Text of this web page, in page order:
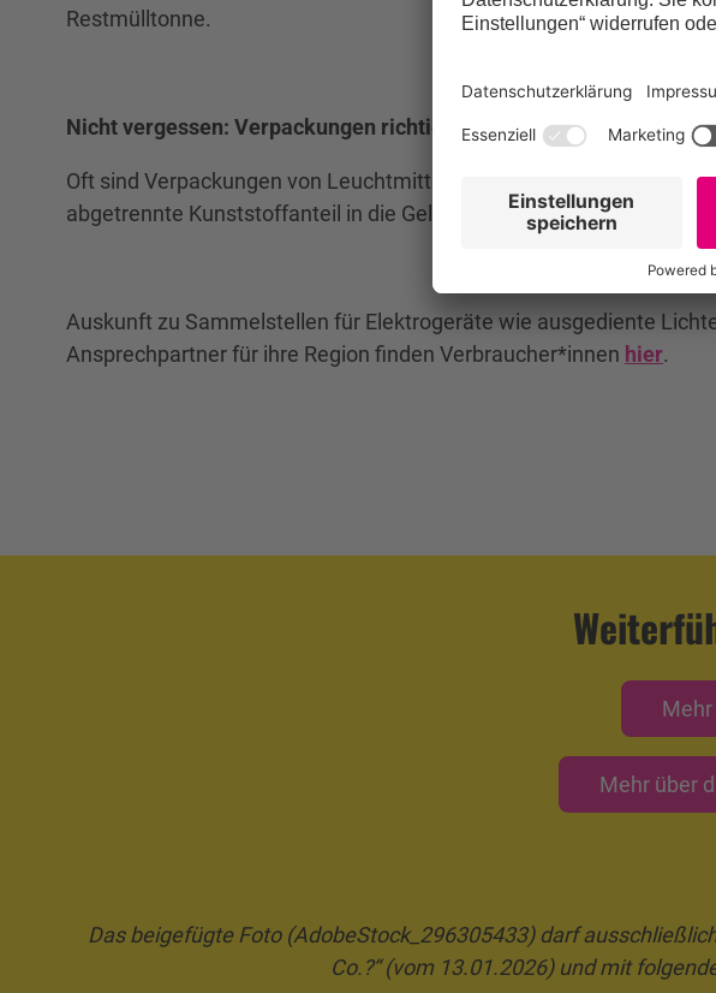
Restmülltonne.
Nicht vergessen: Verpackungen richtig entsorgen!
Oft sind Verpackungen von Leuchtmitteln aus Pappe und gehören
abgetrennte Kunststoffanteil in die Gelbe Tonne oder den Gelben
Auskunft zu Sammelstellen für Elektrogeräte wie ausgediente
Ansprechpartner für ihre Region finden Verbraucher*innen hier.
Mehr über
Das beigefügte Foto (AdobeStock_296305433) darf
Co.?“ (vom 13.01.2026) und mit